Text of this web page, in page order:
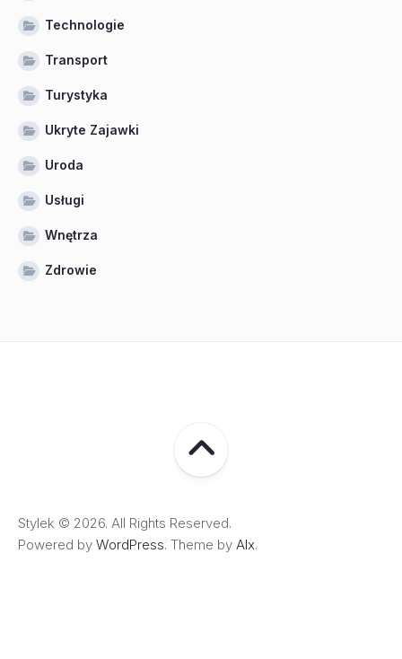
Technologie
Transport
Turystyka
Ukryte Zajawki
Uroda
Usługi
Wnętrza
Zdrowie
Stylek © 2026. All Rights Reserved.
Powered by WordPress. Theme by Alx.